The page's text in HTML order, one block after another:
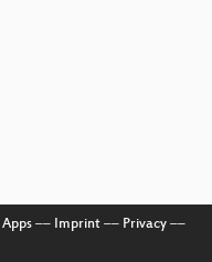
Apps–– Imprint–– Privacy––